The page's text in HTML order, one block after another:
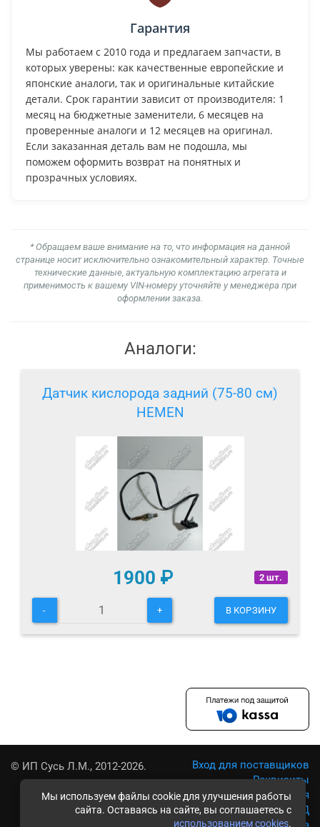
Мы используем файлы cookie для улучшения работы
сайта. Оставаясь на сайте, вы соглашаетесь с
использованием cookies.
Гарантия
Мы работаем с 2010 года и предлагаем запчасти, в
которых уверены: как качественные европейские и
японские аналоги, так и оригинальные китайские
детали. Срок гарантии зависит от производителя: 1
месяц на бюджетные заменители, 6 месяцев на
проверенные аналоги и 12 месяцев на оригинал.
Если заказанная деталь вам не подошла, мы
поможем оформить возврат на понятных и
прозрачных условиях.
* Обращаем ваше внимание на то, что информация на данной
странице носит исключительно ознакомительный характер. Точные
технические данные, актуальную комплектацию агрегата и
применимость к вашему VIN-номеру уточняйте у менеджера при
оформлении заказа.
Аналоги:
Датчик кислорода задний (75-80 см)
HEMEN
2 шт.
1900 ₽
- + В КОРЗИНУ
© ИП Сусь Л.М., 2012-2026.
Вход для поставщиков
Реквизиты
Условия использования
Политика обработки ПД